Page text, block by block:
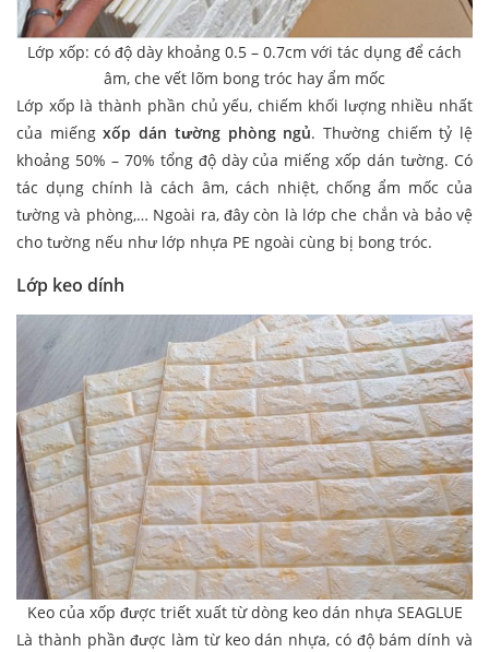
Lớp xốp: có độ dày khoảng 0.5 – 0.7cm với tác dụng để cách
âm, che vết lõm bong tróc hay ẩm mốc
Lớp xốp là thành phần chủ yếu, chiếm khối lượng nhiều nhất
của miếngxốp dán tường phòng ngủ. Thường chiếm tỷ lệ
khoảng 50% – 70% tổng độ dày của miếng xốp dán tường. Có
tác dụng chính là cách âm, cách nhiệt, chống ẩm mốc của
tường và phòng,… Ngoài ra, đây còn là lớp che chắn và bảo vệ
cho tường nếu như lớp nhựa PE ngoài cùng bị bong tróc.
Lớp keo dính
Keo của xốp được triết xuất từ dòng keo dán nhựa SEAGLUE
Là thành phần được làm từ keo dán nhựa, có độ bám dính và